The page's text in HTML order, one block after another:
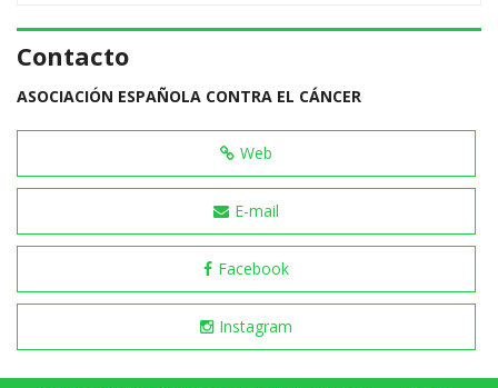
Contacto
ASOCIACIÓN ESPAÑOLA CONTRA EL CÁNCER
Web
E-mail
Facebook
Instagram